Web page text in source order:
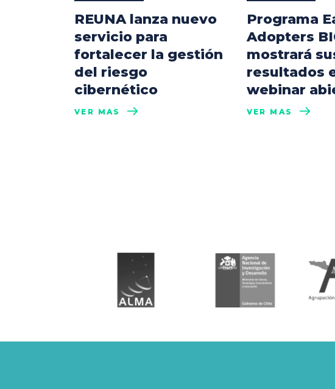
REUNA lanza nuevo
servicio para
fortalecer la gestión
del riesgo
cibernético
VER MÁS
Programa
Adopters
mostrará
resultados
webinar
VER MÁS